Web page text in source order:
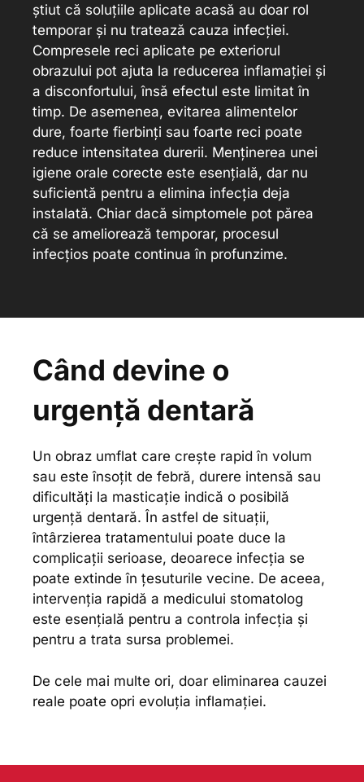
știut că soluțiile aplicate acasă au doar rol
temporar și nu tratează cauza infecției.
Compresele reci aplicate pe exteriorul
obrazului pot ajuta la reducerea inflamației și
a disconfortului, însă efectul este limitat în
timp. De asemenea, evitarea alimentelor
dure, foarte fierbinți sau foarte reci poate
reduce intensitatea durerii. Menținerea unei
igiene orale corecte este esențială, dar nu
suficientă pentru a elimina infecția deja
instalată. Chiar dacă simptomele pot părea
că se ameliorează temporar, procesul
infecțios poate continua în profunzime.
Când devine o
urgență dentară
Un obraz umflat care crește rapid în volum
sau este însoțit de febră, durere intensă sau
dificultăți la masticație indică o posibilă
urgență dentară. În astfel de situații,
întârzierea tratamentului poate duce la
complicații serioase, deoarece infecția se
poate extinde în țesuturile vecine. De aceea,
intervenția rapidă a medicului stomatolog
este esențială pentru a controla infecția și
pentru a trata sursa problemei.
De cele mai multe ori, doar eliminarea cauzei
reale poate opri evoluția inflamației.